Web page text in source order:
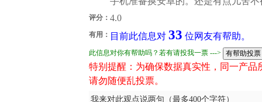
评分： 4.0
有用： 目前此信息对 33 位网友有帮助。
此信息对你有帮助吗？若有请投我一票 --->
特别提醒：为确保数据真实性，同一产
请勿随便乱投票。
我来对此观点说两句（最多400个字符）